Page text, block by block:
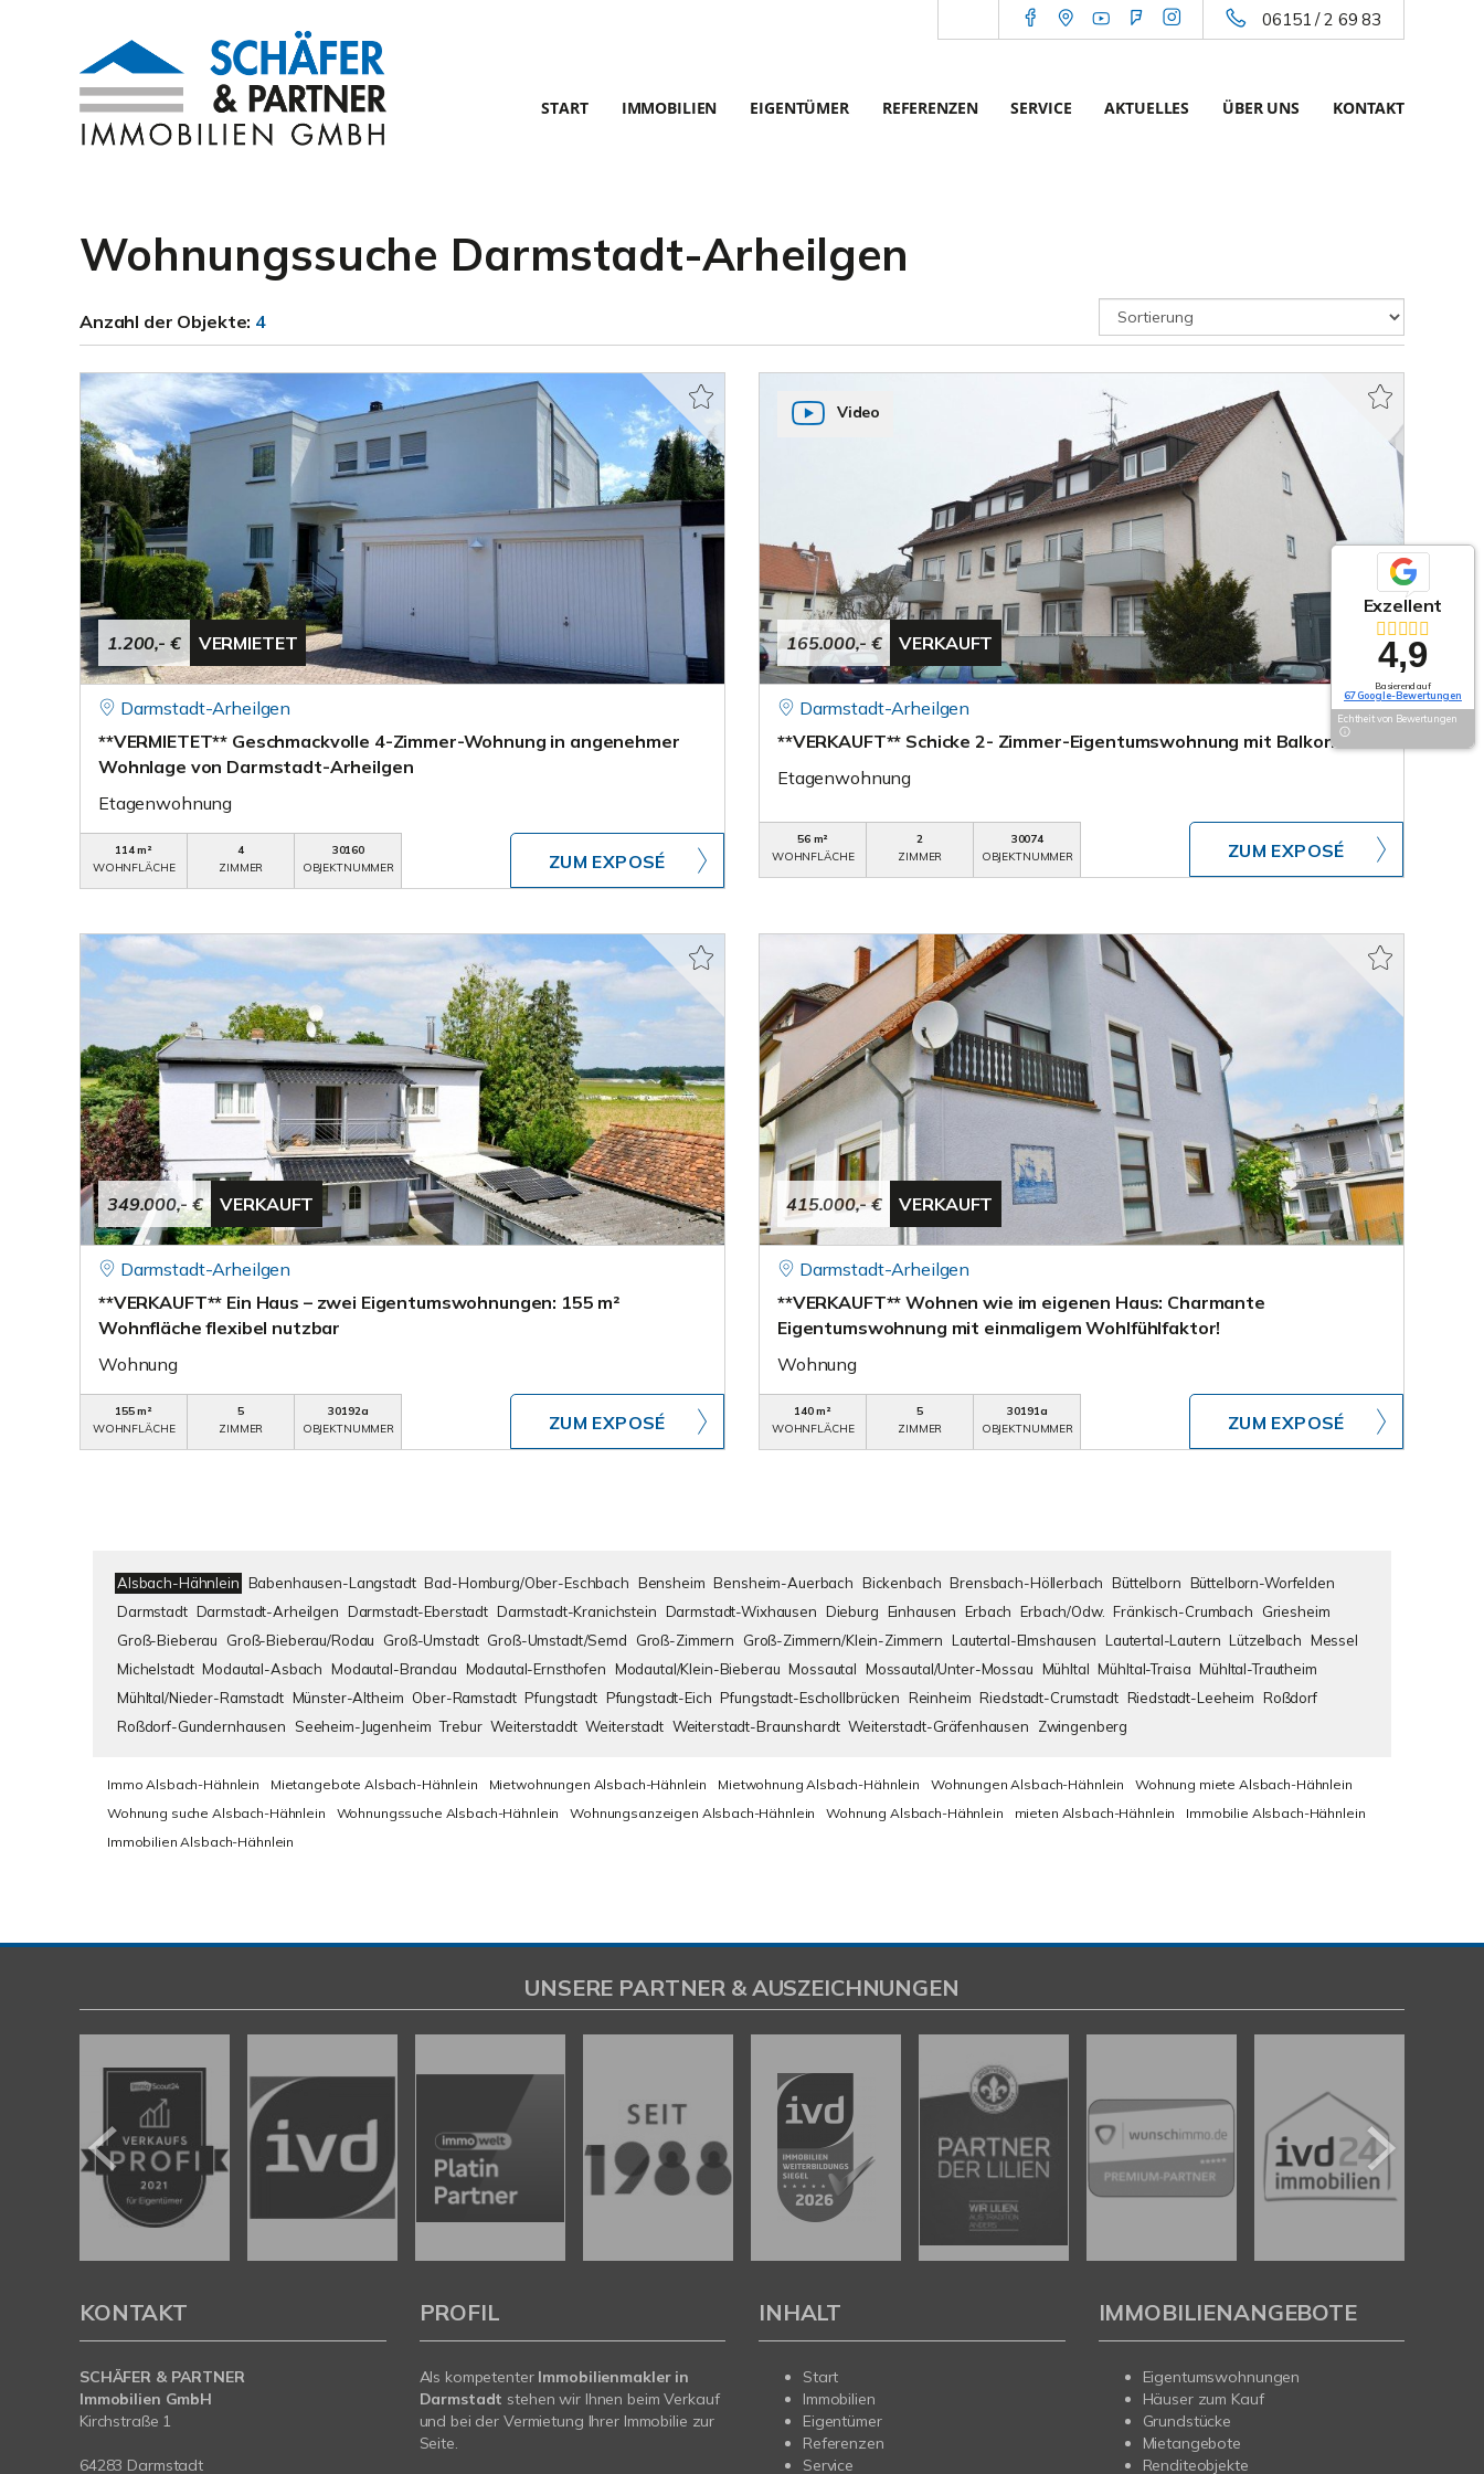
06151 / 2 69 83
START IMMOBILIEN EIGENTÜMER REFERENZEN SERVICE AKTUELLES ÜBER UNS KONTAKT
Wohnungssuche Darmstadt-Arheilgen
Anzahl der Objekte: 4
1.200,- € VERMIETET
Darmstadt-Arheilgen
**VERMIETET** Geschmackvolle 4-Zimmer-Wohnung in angenehmer
Wohnlage von Darmstadt-Arheilgen
Etagenwohnung
114 m²
WOHNFLÄCHE
4
ZIMMER
30160
OBJEKTNUMMER
ZUM EXPOSÉ
165.000,- € VERKAUFT
Video
Darmstadt-Arheilgen
**VERKAUFT** Schicke 2- Zimmer-Eigentumswohnung mit Balkon
Etagenwohnung
56 m²
WOHNFLÄCHE
2
ZIMMER
30074
OBJEKTNUMMER
ZUM EXPOSÉ
349.000,- € VERKAUFT
Darmstadt-Arheilgen
**VERKAUFT** Ein Haus – zwei Eigentumswohnungen: 155 m²
Wohnfläche flexibel nutzbar
Wohnung
155 m²
WOHNFLÄCHE
5
ZIMMER
30192a
OBJEKTNUMMER
ZUM EXPOSÉ
415.000,- € VERKAUFT
Darmstadt-Arheilgen
**VERKAUFT** Wohnen wie im eigenen Haus: Charmante
Eigentumswohnung mit einmaligem Wohlfühlfaktor!
Wohnung
140 m²
WOHNFLÄCHE
5
ZIMMER
30191a
OBJEKTNUMMER
ZUM EXPOSÉ
Alsbach-Hähnlein Babenhausen-Langstadt Bad-Homburg/Ober-Eschbach Bensheim Bensheim-Auerbach Bickenbach Brensbach-Höllerbach Büttelborn Büttelborn-Worfelden
Darmstadt Darmstadt-Arheilgen Darmstadt-Eberstadt Darmstadt-Kranichstein Darmstadt-Wixhausen Dieburg Einhausen Erbach Erbach/Odw. Fränkisch-Crumbach
Griesheim
Groß-Bieberau
Groß-Bieberau/Rodau Groß-Umstadt Groß-Umstadt/Semd Groß-Zimmern Groß-Zimmern/Klein-Zimmern Lautertal-Elmshausen Lautertal-Lautern Lützelbach Messel
Michelstadt Modautal-Asbach Modautal-Brandau Modautal-Ernsthofen Modautal/Klein-Bieberau Mossautal Mossautal/Unter-Mossau Mühltal Mühltal-Traisa Mühltal-Trautheim
Mühltal/Nieder-Ramstadt Münster-Altheim Ober-Ramstadt Pfungstadt Pfungstadt-Eich Pfungstadt-Eschollbrücken Reinheim Riedstadt-Crumstadt Riedstadt-Leeheim Roßdorf
Roßdorf-Gundernhausen Seeheim-Jugenheim Trebur Weiterstaddt Weiterstadt Weiterstadt-Braunshardt Weiterstadt-Gräfenhausen Zwingenberg
Immo Alsbach-Hähnlein Mietangebote Alsbach-Hähnlein Mietwohnungen Alsbach-Hähnlein Mietwohnung Alsbach-Hähnlein Wohnungen Alsbach-Hähnlein
Wohnung miete Alsbach-Hähnlein
Wohnung suche Alsbach-Hähnlein
Wohnungssuche Alsbach-Hähnlein Wohnungsanzeigen Alsbach-Hähnlein Wohnung Alsbach-Hähnlein mieten Alsbach-Hähnlein
Immobilie Alsbach-Hähnlein
Immobilien Alsbach-Hähnlein
Exzellent
4,9
Basierend auf
67 Google-Bewertungen
Echtheit von Bewertungen
UNSERE PARTNER & AUSZEICHNUNGEN
KONTAKT
SCHÄFER & PARTNER
Immobilien GmbH
Kirchstraße 1
64283 Darmstadt
PROFIL
Als kompetenter Immobilienmakler in
Darmstadt stehen wir Ihnen beim Verkauf
und bei der Vermietung Ihrer Immobilie zur
Seite.
INHALT
Start
Immobilien
Eigentümer
Referenzen
Service
IMMOBILIENANGEBOTE
Eigentumswohnungen
Häuser zum Kauf
Grundstücke
Mietangebote
Renditeobjekte